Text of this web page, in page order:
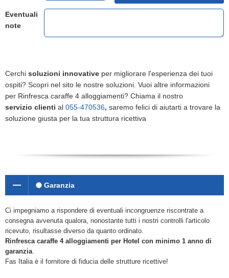
Eventuali
note
Cerchi soluzioni innovative per migliorare l'esperienza dei tuoi
ospiti? Scopri nel sito le nostre soluzioni. Vuoi altre informazioni
per Rinfresca caraffe 4 alloggiamenti? Chiama il nostro
servizio clienti al 055-470536, saremo felici di aiutarti a trovare la
soluzione giusta per la tua struttura ricettiva
Garanzia
Ci impegniamo a rispondere di eventuali incongruenze riscontrate a
consegna avvenuta qualora, nonostante tutti i nostri controlli l'articolo
ricevuto, risultasse diverso da quanto ordinato.
Rinfresca caraffe 4 alloggiamenti per Hotel con minimo 1 anno di
garanzia.
Fas Italia è il fornitore di fiducia delle strutture ricettive!